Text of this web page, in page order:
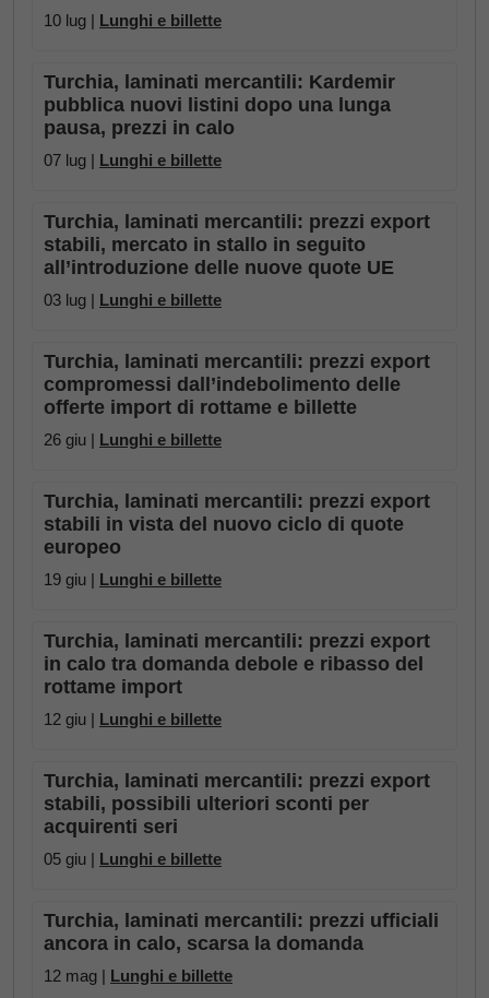
10 lug | Lunghi e billette
Turchia, laminati mercantili: Kardemir
pubblica nuovi listini dopo una lunga
pausa, prezzi in calo
07 lug | Lunghi e billette
Turchia, laminati mercantili: prezzi export
stabili, mercato in stallo in seguito
all’introduzione delle nuove quote UE
03 lug | Lunghi e billette
Turchia, laminati mercantili: prezzi export
compromessi dall’indebolimento delle
offerte import di rottame e billette
26 giu | Lunghi e billette
Turchia, laminati mercantili: prezzi export
stabili in vista del nuovo ciclo di quote
europeo
19 giu | Lunghi e billette
Turchia, laminati mercantili: prezzi export
in calo tra domanda debole e ribasso del
rottame import
12 giu | Lunghi e billette
Turchia, laminati mercantili: prezzi export
stabili, possibili ulteriori sconti per
acquirenti seri
05 giu | Lunghi e billette
Turchia, laminati mercantili: prezzi ufficiali
ancora in calo, scarsa la domanda
12 mag | Lunghi e billette